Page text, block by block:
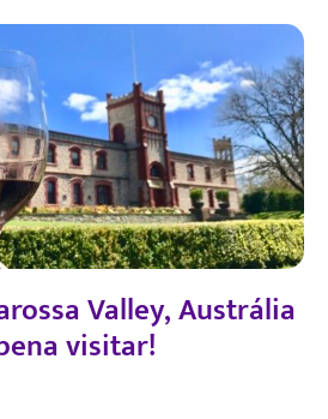
Valley, Austrália
visitar!